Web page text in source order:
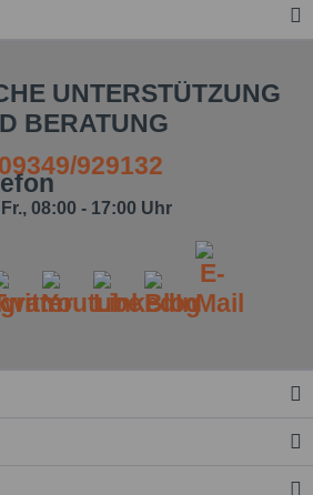
UNTERSTÜTZUNG
BERATUNG
09349/929132
Fr., 08:00 - 17:00 Uhr